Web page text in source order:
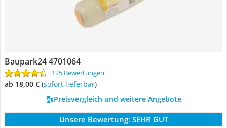
Baupark24 4701064
125 Bewertungen
ab 18,00 € ( Sofort lieferbar)
Preisvergleich und weitere Angebote
Unsere Bewertung: SEHR GUT